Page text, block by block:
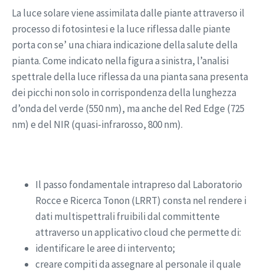
La luce solare viene assimilata dalle piante attraverso il
processo di fotosintesi e la luce riflessa dalle piante
porta con se’ una chiara indicazione della salute della
pianta. Come indicato nella figura a sinistra, l’analisi
spettrale della luce riflessa da una pianta sana presenta
dei picchi non solo in corrispondenza della lunghezza
d’onda del verde (550 nm), ma anche del Red Edge (725
nm) e del NIR (quasi-infrarosso, 800 nm).
Il passo fondamentale intrapreso dal Laboratorio
Rocce e Ricerca Tonon (LRRT) consta nel rendere i
dati multispettrali fruibili dal committente
attraverso un applicativo cloud che permette di:
identificare le aree di intervento;
creare compiti da assegnare al personale il quale